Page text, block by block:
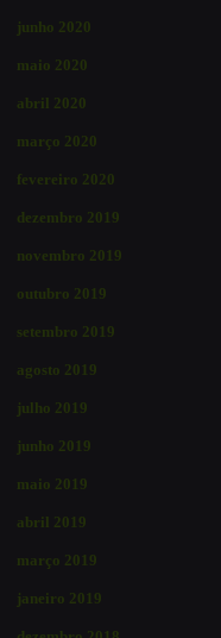
junho 2020
maio 2020
abril 2020
março 2020
fevereiro 2020
dezembro 2019
novembro 2019
outubro 2019
setembro 2019
agosto 2019
julho 2019
junho 2019
maio 2019
abril 2019
março 2019
janeiro 2019